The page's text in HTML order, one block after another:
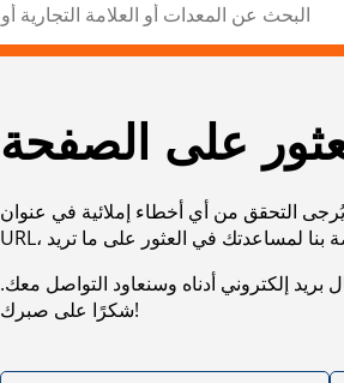
على الصفحة
التحقق من أي أخطاء إملائية في عنوان
إلكتروني أدناه وسنعاود التواصل معك.
شكرًا على صبرك!